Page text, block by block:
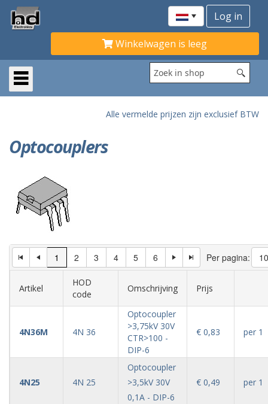
Winkelwagen is leeg
Alle vermelde prijzen zijn exclusief BTW
Optocouplers
1 2 3 4 5 6 Per pagina:
Artikel
HOD
code
Omschrijving Prijs
4N36M 4N 36
Optocoupler
>3,75kV 30V
CTR>100 -
DIP-6
€ 0,83 per 1
4N25 4N 25
Optocoupler
>3,5kV 30V
0,1A - DIP-6
€ 0,49 per 1